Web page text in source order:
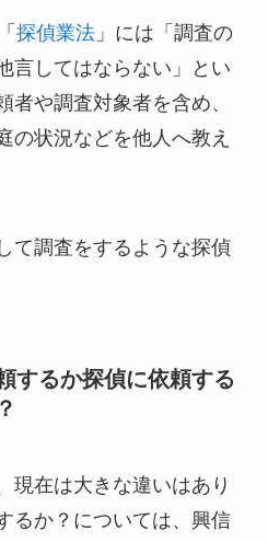
探偵業法」には「調査の
言してはならない」とい
者や調査対象者を含め、
の状況などを他人へ教え
て調査をするような探偵
するか探偵に依頼する
現在は大きな違いはあり
るか？については、興信